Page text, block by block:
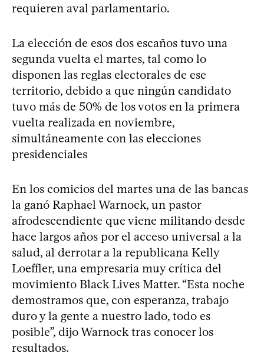
requieren aval parlamentario.
La elección de esos dos escaños tuvo una
segunda vuelta el martes, tal como lo
disponen las reglas electorales de ese
territorio, debido a que ningún candidato
tuvo más de 50% de los votos en la primera
vuelta realizada en noviembre,
simultáneamente con las elecciones
presidenciales
En los comicios del martes una de las bancas
la ganó Raphael Warnock, un pastor
afrodescendiente que viene militando desde
hace largos años por el acceso universal a la
salud, al derrotar a la republicana Kelly
Loeffler, una empresaria muy crítica del
movimiento Black Lives Matter. “Esta noche
demostramos que, con esperanza, trabajo
duro y la gente a nuestro lado, todo es
posible”, dijo Warnock tras conocer los
resultados.